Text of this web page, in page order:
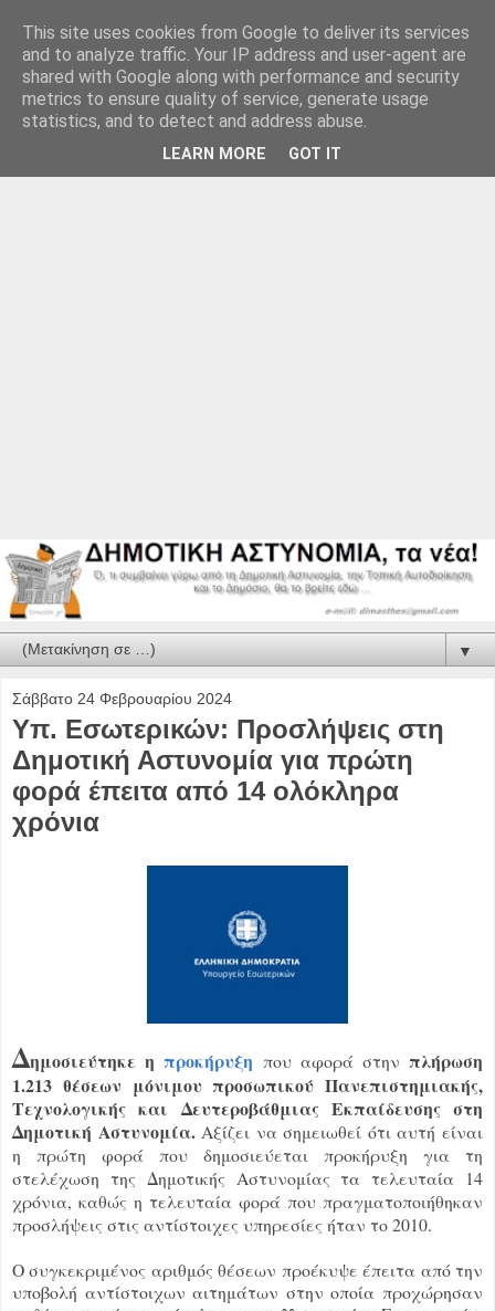
▼
Σάββατο 24 Φεβρουαρίου 2024
Υπ. Εσωτερικών: Προσλήψεις στη
Δημοτική Αστυνομία για πρώτη
φορά έπειτα από 14 ολόκληρα
χρόνια
Δημοσιεύτηκε η προκήρυξη που αφορά στην πλήρωση
1.213 θέσεων μόνιμου προσωπικού Πανεπιστημιακής,
Τεχνολογικής και Δευτεροβάθμιας Εκπαίδευσης στη
Δημοτική Αστυνομία.Αξίζει να σημειωθεί ότι αυτή είναι
η πρώτη φορά που δημοσιεύεται προκήρυξη για τη
στελέχωση της Δημοτικής Αστυνομίας τα τελευταία 14
χρόνια, καθώς η τελευταία φορά που πραγματοποιήθηκαν
προσλήψεις στις αντίστοιχες υπηρεσίες ήταν το 2010.
Ο συγκεκριμένος αριθμός θέσεων προέκυψε έπειτα από την
υποβολή αντίστοιχων αιτημάτων στην οποία προχώρησαν
This site uses cookies from Google to deliver its services
and to analyze traffic. Your IP address and user-agent are
shared with Google along with performance and security
metrics to ensure quality of service, generate usage
statistics, and to detect and address abuse.
LEARN MORE GOT IT